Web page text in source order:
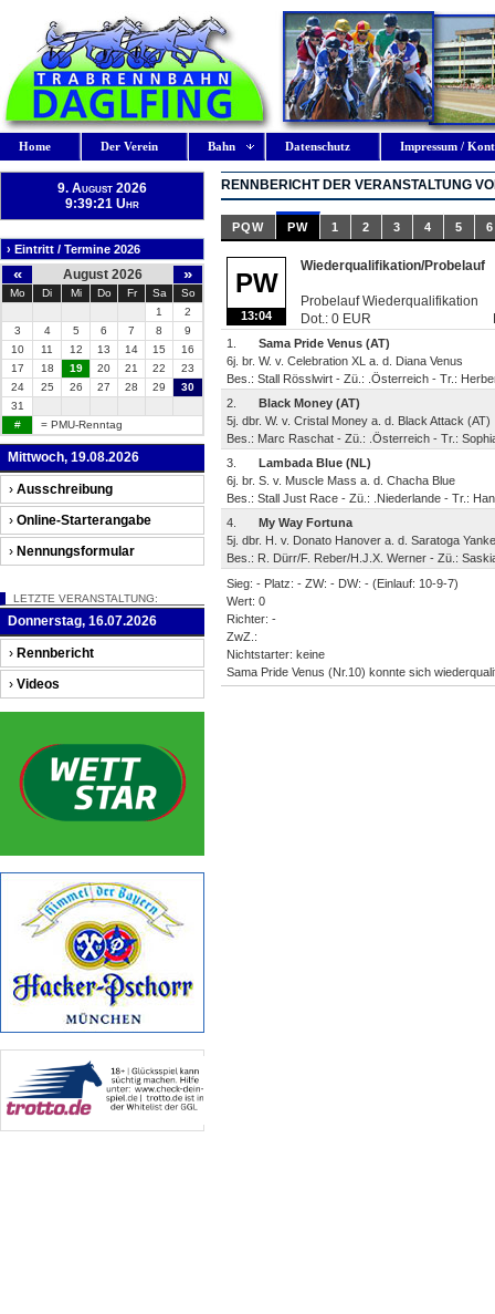
Home Der Verein Bahn Datenschutz Impressum /
9. August 2026
9:39:22 Uhr
› Eintritt / Termine 2026
« August 2026 »
Mo Di Mi Do Fr Sa
So
1
2
3
4 5 6 7 8
9
10
11 12 13 14 15
16
17
18 19 20 21 22
23
24
25 26 27 28 29
30
31
#
= PMU-Renntag
Mittwoch, 19.08.2026
› Ausschreibung
› Online-Starterangabe
› Nennungsformular
LETZTE VERANSTALTUNG:
Donnerstag, 16.07.2026
› Rennbericht
› Videos
RENNBERICHT DER VERANSTALTUNG
PQW PW 1 2 3 4 5 6
PW
13:04
Wiederqualifikation/Probelauf
Probelauf Wiederqualifikation
Dot.: 0 EUR
1.
Sama Pride Venus (AT)
6j. br. W. v. Celebration XL a. d. Diana Venus
Bes.: Stall Rösslwirt - Zü.: .Österreich - Tr.:
2.
Black Money (AT)
5j. dbr. W. v. Cristal Money a. d. Black Attack (AT)
Bes.: Marc Raschat - Zü.: .Österreich - Tr.:
3.
Lambada Blue (NL)
6j. br. S. v. Muscle Mass a. d. Chacha Blue
Bes.: Stall Just Race - Zü.: .Niederlande - Tr.:
4.
My Way Fortuna
5j. dbr. H. v. Donato Hanover a. d. Saratoga
Bes.: R. Dürr/F. Reber/H.J.X. Werner - Zü.:
Sieg: - Platz: - ZW: - DW: - (Einlauf: 10-9-7)
Wert: 0
Richter: -
ZwZ.:
Nichtstarter: keine
Sama Pride Venus (Nr.10) konnte sich